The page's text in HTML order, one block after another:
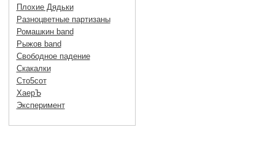
Плохие Дядьки
Разноцветные партизаны
Ромашкин band
Рыжов band
Свободное падение
Скакалки
Сто5сот
ХаерЪ
Эксперимент